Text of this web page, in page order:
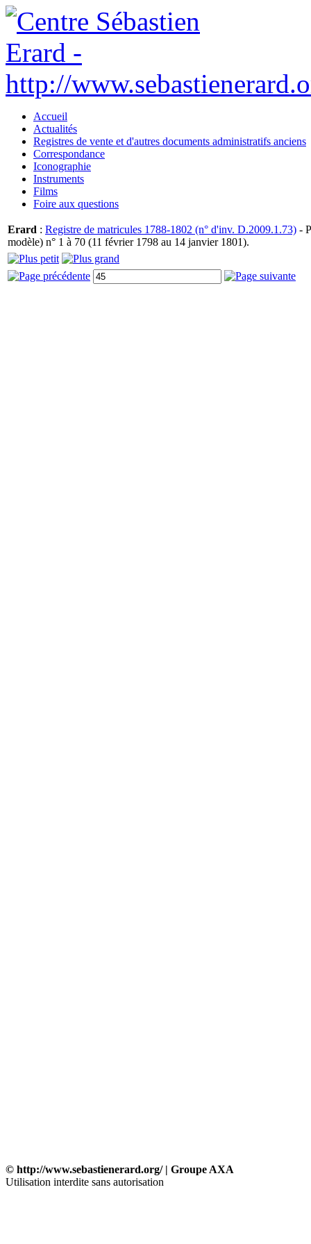
Accueil
Actualités
Registres de vente et d'autres documents administratifs anciens
Correspondance
Iconographie
Instruments
Films
Foire aux questions
Erard : Registre de matricules 1788-1802 (n° d'inv. D.2009.1.73) -
modèle) n° 1 à 70 (11 février 1798 au 14 janvier 1801).
© http://www.sebastienerard.org/ | Groupe AXA
Utilisation interdite sans autorisation